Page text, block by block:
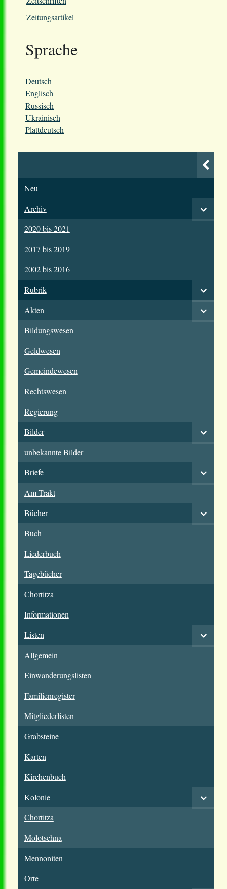
Zeitungsartikel
Sprache
Deutsch
Englisch
Russisch
Ukrainisch
Plattdeutsch
Neu
Archiv
2020 bis 2021
2017 bis 2019
2002 bis 2016
Rubrik
Akten
Bildungswesen
Geldwesen
Gemeindewesen
Rechtswesen
Regierung
Bilder
unbekannte Bilder
Briefe
Am Trakt
Bücher
Buch
Liederbuch
Tagebücher
Chortitza
Informationen
Listen
Allgemein
Einwanderungslisten
Familienregister
Mitgliederlisten
Grabsteine
Karten
Kirchenbuch
Kolonie
Chortitza
Molotschna
Mennoniten
Orte